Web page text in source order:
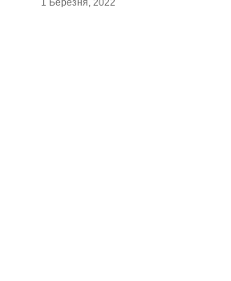
1 Березня, 2022